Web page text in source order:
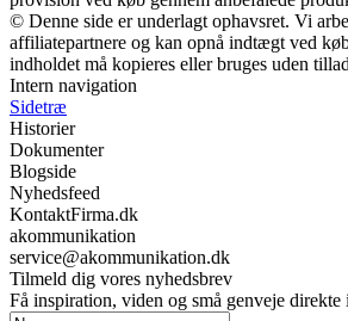
© Denne side er underlagt ophavsret. Vi
affiliatepartnere og kan opnå indtægt ved
indholdet må kopieres eller bruges uden
Intern navigation
Sidetræ
Historier
Dokumenter
Blogside
Nyhedsfeed
KontaktFirma.dk
akommunikation
service@akommunikation.dk
Tilmeld dig vores nyhedsbrev
Få inspiration, viden og små genveje